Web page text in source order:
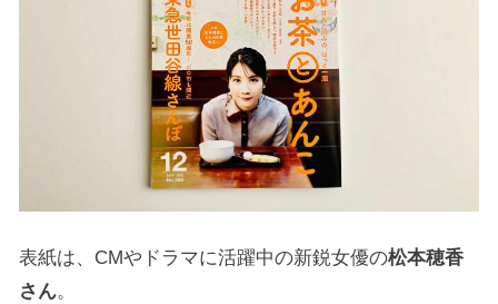
表紙は、CMやドラマに活躍中の新鋭女優の松本穂香
さん。